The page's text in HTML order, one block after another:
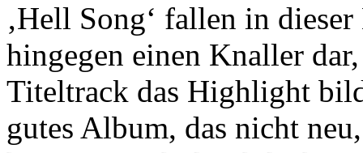
‚Hell Song‘ fallen in
hingegen einen Knaller
Titeltrack das Highlight
gutes Album, das nicht